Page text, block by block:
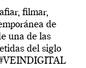
filmar,
de
una de las
del siglo